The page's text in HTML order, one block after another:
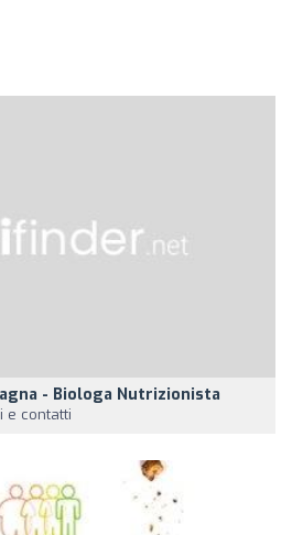
- Biologa Nutrizionista
e contatti